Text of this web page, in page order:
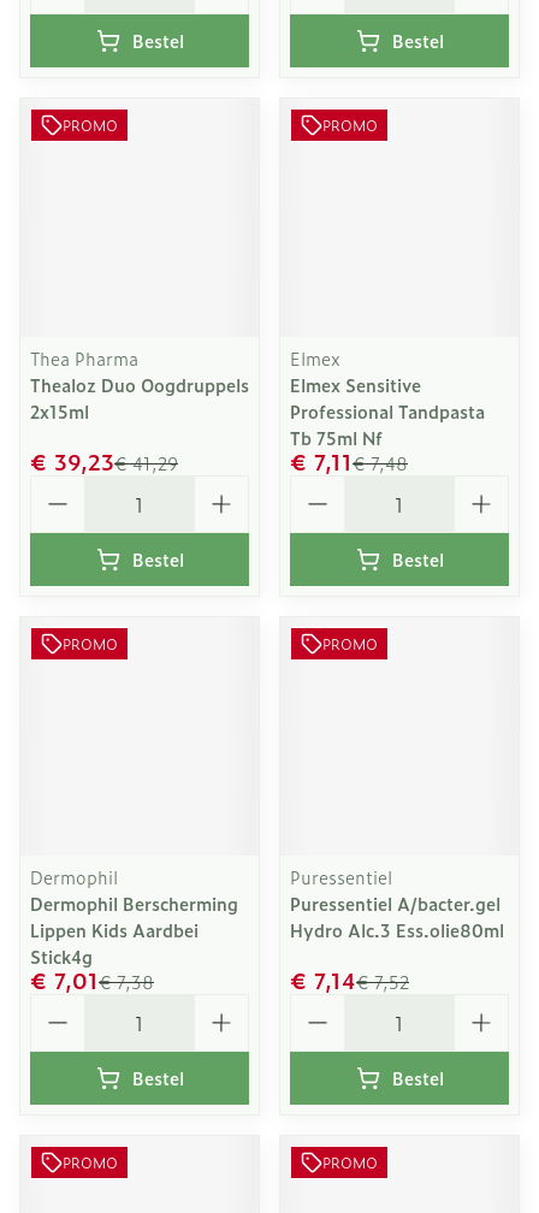
Bestel Bestel
PROMO
Thea Pharma
Thealoz Duo Oogdruppels
2x15ml
€ 41,29
€ 39,23
Bestel
PROMO
Elmex
Elmex Sensitive
Professional Tandpasta
Tb 75ml Nf
€ 7,48
€ 7,11
Bestel
PROMO
Dermophil
Dermophil Berscherming
Lippen Kids Aardbei
Stick4g
€ 7,38
€ 7,01
Bestel
PROMO
Puressentiel
Puressentiel A/bacter.gel
Hydro Alc.3 Ess.olie80ml
€ 7,52
€ 7,14
Bestel
PROMO PROMO